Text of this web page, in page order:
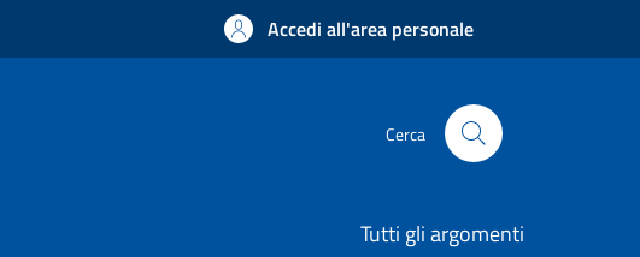
Accedi all'area personale
Cerca
Tutti gli argomenti